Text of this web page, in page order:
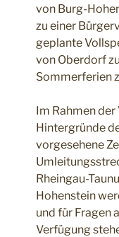
von Burg-
zu einer
geplante
von Oberdorf
Sommerferien
Im Rahmen
Hintergründe
vorgesehene
Rheingau-
Hohenstein
und für Fragen
Verfügung